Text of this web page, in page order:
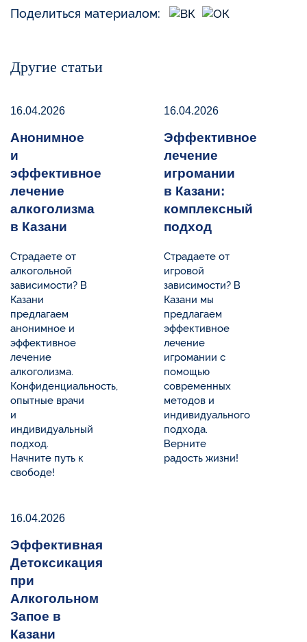
Поделиться материалом:
Другие статьи
16.04.2026
Анонимное
и
эффективное
лечение
алкоголизма
в Казани
Страдаете от
алкогольной
зависимости? В
Казани
предлагаем
анонимное и
эффективное
лечение
алкоголизма.
Конфиденциальность,
опытные врачи
и
индивидуальный
подход.
Начните путь к
свободе!
16.04.2026
Эффективное
лечение
игромании
в Казани:
комплексный
подход
Страдаете от
игровой
зависимости? В
Казани мы
предлагаем
эффективное
лечение
игромании с
помощью
современных
методов и
индивидуального
подхода.
Верните
радость жизни!
16.04.2026
Эффективная
Детоксикация
при
Алкогольном
Запое в
Казани